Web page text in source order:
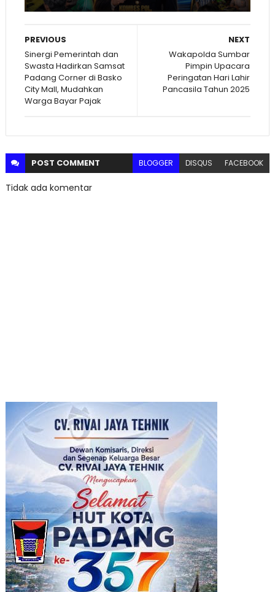
NEXT
Wakapolda Sumbar
Pimpin Upacara
Peringatan Hari Lahir
Pancasila Tahun 2025
PREVIOUS
Sinergi Pemerintah dan
Swasta Hadirkan Samsat
Padang Corner di Basko
City Mall, Mudahkan
Warga Bayar Pajak
POST COMMENT BLOGGER DISQUS FACEBOOK
Tidak ada komentar